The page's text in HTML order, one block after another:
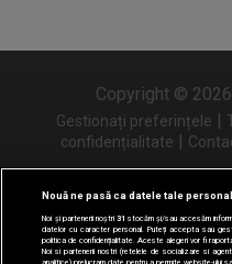
Copyright ©
Gestionați preferințele |
confidențialitate |
Nouă ne pasă ca datele tale
Noi și partenerii noștri31 stocăm și/sau accesăm
datelor cu caracter personal. Puteți accepta sau
politica de confidențialitate. Aceste alegeri vor fi
Noi si partenerii nostri (retelele de socializare si